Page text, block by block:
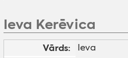
Ieva Kerēvica
Vārds: Ieva